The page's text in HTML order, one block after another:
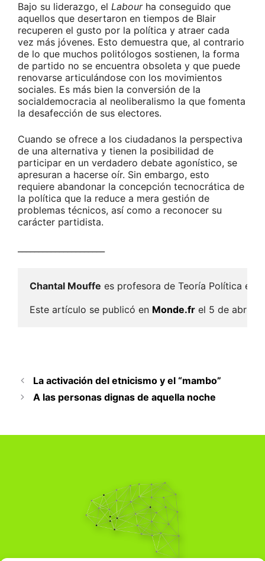
Bajo su liderazgo, el Labourha conseguido que
aquellos que desertaron en tiempos de Blair
recuperen el gusto por la política y atraer cada
vez más jóvenes. Esto demuestra que, al contrario
de lo que muchos politólogos sostienen, la forma
de partido no se encuentra obsoleta y que puede
renovarse articulándose con los movimientos
sociales. Es más bien la conversión de la
socialdemocracia al neoliberalismo la que fomenta
la desafección de sus electores.
Cuando se ofrece a los ciudadanos la perspectiva
de una alternativa y tienen la posibilidad de
participar en un verdadero debate agonístico, se
apresuran a hacerse oír. Sin embargo, esto
requiere abandonar la concepción tecnocrática de
la política que la reduce a mera gestión de
problemas técnicos, así como a reconocer su
carácter partidista.
Chantal Mouffe es profesora de Teoría Política en
Este artículo se publicó en Monde.fr el 5 de abril
La activación del etnicismo y el “mambo”
A las personas dignas de aquella noche